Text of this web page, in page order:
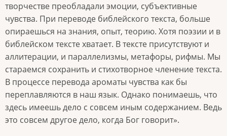
творчестве преобладали эмоции, субъективные
чувства. При переводе библейского текста, больше
опираешься на знания, опыт, теорию. Хотя поэзии и в
библейском тексте хватает. В тексте присутствуют и
аллитерации, и параллелизмы, метафоры, рифмы. Мы
стараемся сохранить и стихотворное членение текста.
В процессе перевода ароматы чувства как бы
переплавляются в наш язык. Однако понимаешь, что
здесь имеешь дело с совсем иным содержанием. Ведь
это совсем другое дело, когда Бог говорит».